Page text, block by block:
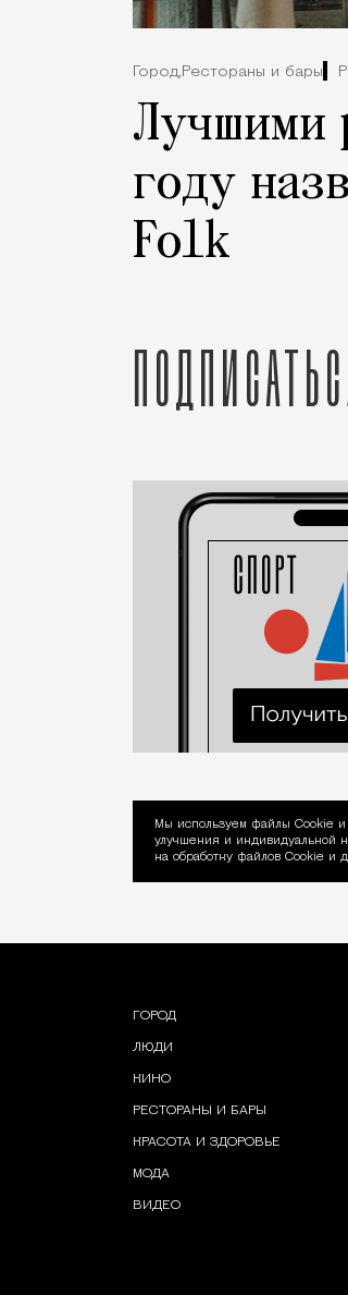
Город, Рестораны и бары
Лучшими
году
Folk
Мы используем файлы Сookie и
улучшения и индивидуальной
на обработку файлов Cookie и
ГОРОД
ЛЮДИ
КИНО
РЕСТОРАНЫ И БАРЫ
КРАСОТА И ЗДОРОВЬЕ
МОДА
ВИДЕО